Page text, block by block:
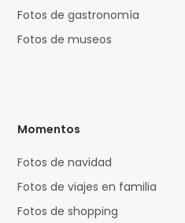
Fotos de gastronomía
Fotos de museos
Momentos
Fotos de navidad
Fotos de viajes en familia
Fotos de shopping